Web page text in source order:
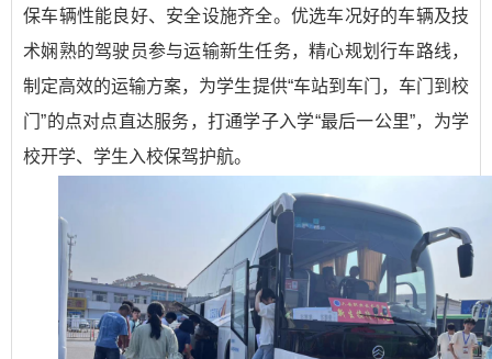
保车辆性能良好、安全设施齐全。优选车况好的车辆及技
术娴熟的驾驶员参与运输新生任务，精心规划行车路线，
制定高效的运输方案，为学生提供“车站到车门，车门到校
门”的点对点直达服务，打通学子入学“最后一公里”，为学
校开学、学生入校保驾护航。